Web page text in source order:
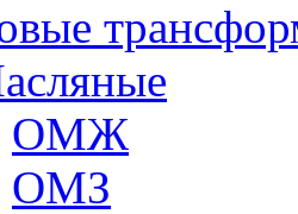
ОМЖ
ОМЗ